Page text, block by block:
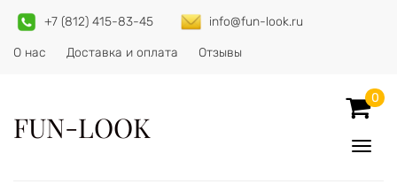
+7 (812) 415-83-45 info@fun-look.ru
О нас Доставка и оплата Отзывы
FUN-LOOK
0